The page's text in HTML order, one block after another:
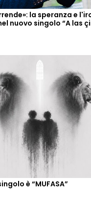
la speranza e
nuovo singolo “A las
è “MUFASA”